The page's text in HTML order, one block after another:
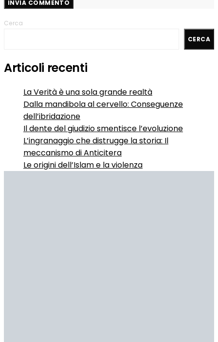
Cerca
CERCA
Articoli recenti
La Verità è una sola grande realtà
Dalla mandibola al cervello: Conseguenze
dell’ibridazione
Il dente del giudizio smentisce l’evoluzione
L’ingranaggio che distrugge la storia: Il
meccanismo di Anticitera
Le origini dell’Islam e la violenza